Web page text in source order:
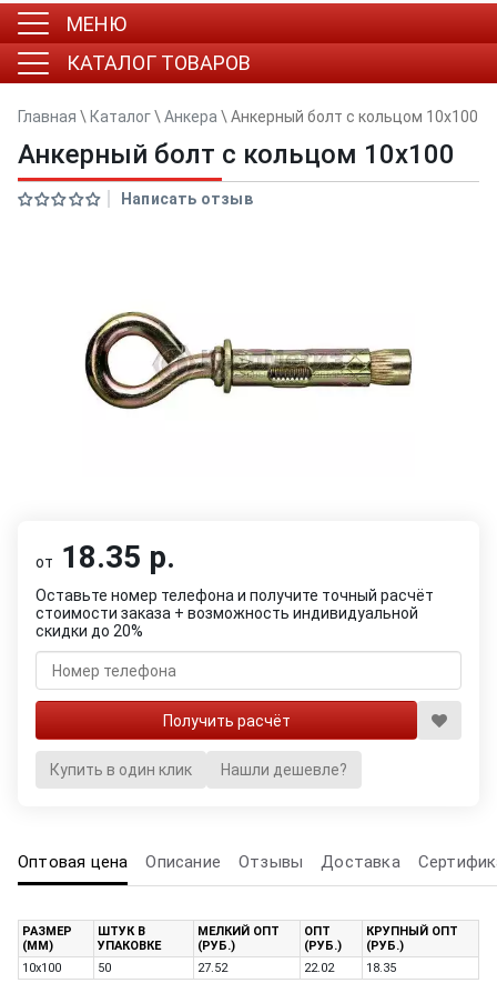
МЕНЮ
КАТАЛОГ ТОВАРОВ
Главная \ Каталог\ Анкера \ Анкерный болт с кольцом 10x100
Анкерный болт с кольцом 10x100
Написать отзыв
от 18.35 р.
Оставьте номер телефона и получите точный расчёт
стоимости заказа + возможность индивидуальной
скидки до 20%
Купить в один клик Нашли дешевле?
Оптовая цена Описание Отзывы Доставка
РАЗМЕР
(ММ)
ШТУК В
УПАКОВКЕ
МЕЛКИЙ ОПТ
(РУБ.)
ОПТ
(РУБ.)
КРУПНЫЙ ОПТ
(РУБ.)
10х100
50 27.52 22.02 18.35